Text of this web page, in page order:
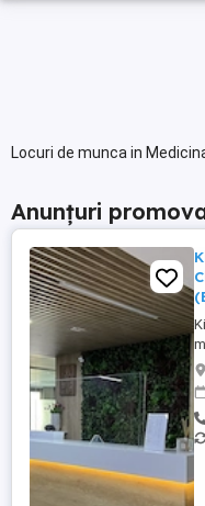
Locuri de munca in
Anunțuri